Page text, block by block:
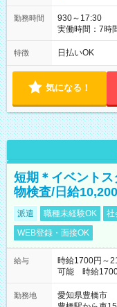
勤務時間
930～17:30
実働時間：7時
は固定休です
フト！ 残業ほ
特徴 日払いOK
気になる！
短期＊イベント
物検査/日給
派遣 職種未経験OK 社
WEB登録・面接OK
給与
時給1700円～
可能 時給1700
勤務地
愛知県豊橋市